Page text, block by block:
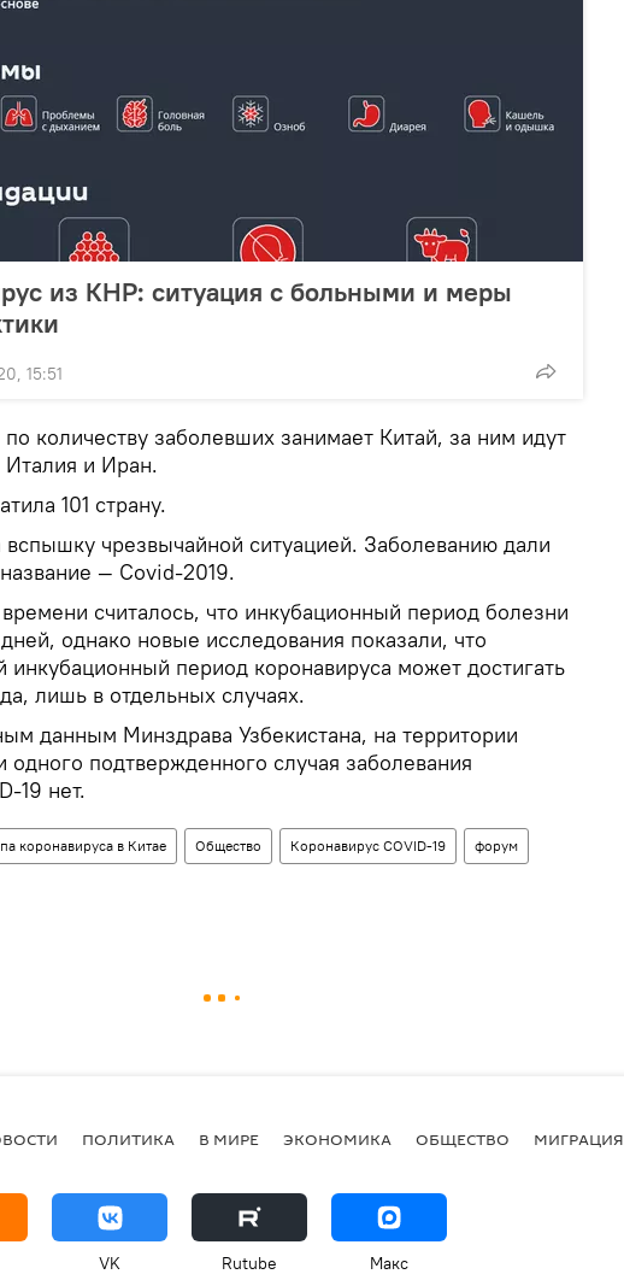
из КНР: ситуация с больными и меры
15:51
количеству заболевших занимает Китай, за ним идут
и Иран.
101 страну.
чрезвычайной ситуацией. Заболеванию дали
— Сovid-2019.
считалось, что инкубационный период болезни
дней, однако новые исследования показали, что
инкубационный период коронавируса может достигать
лишь в отдельных случаях.
данным Минздрава Узбекистана, на территории
одного подтвержденного случая заболевания
19 нет.
коронавируса в Китае Общество Коронавирус COVID-19 форум
ПОЛИТИКА В МИРЕ ЭКОНОМИКА ОБЩЕСТВО МИГРАЦИЯ
VK Rutube Макс